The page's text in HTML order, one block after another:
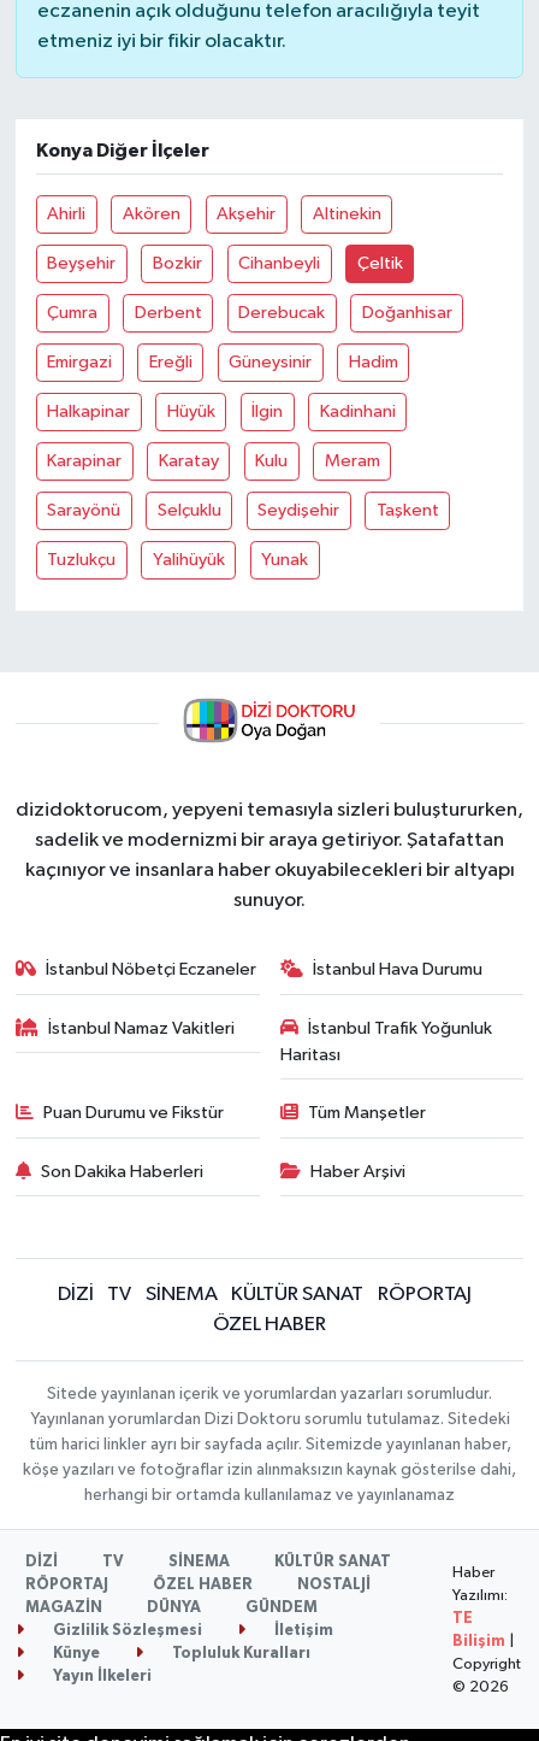
eczanenin açık olduğunu telefon aracılığıyla teyit
etmeniz iyi bir fikir olacaktır.
Konya Diğer İlçeler
Ahirli Akören Akşehir Altinekin
Beyşehir Bozkir Cihanbeyli Çeltik
Çumra Derbent Derebucak Doğanhisar
Emirgazi Ereğli Güneysinir Hadim
Halkapinar Hüyük İlgin Kadinhani
Karapinar Karatay Kulu Meram
Sarayönü Selçuklu Seydişehir Taşkent
Tuzlukçu Yalihüyük Yunak
dizidoktorucom, yepyeni temasıyla sizleri buluştururken,
sadelik ve modernizmi bir araya getiriyor. Şatafattan
kaçınıyor ve insanlara haber okuyabilecekleri bir altyapı
sunuyor.
İstanbul Nöbetçi Eczaneler İstanbul Hava Durumu
İstanbul Namaz Vakitleri
İstanbul Trafik Yoğunluk
Haritası
Puan Durumu ve Fikstür Tüm Manşetler
Son Dakika Haberleri Haber Arşivi
DİZİ TV SİNEMA KÜLTÜR SANAT
RÖPORTAJ
ÖZEL HABER
Sitede yayınlanan içerik ve yorumlardan yazarları sorumludur.
Yayınlanan yorumlardan Dizi Doktoru sorumlu tutulamaz. Sitedeki
tüm harici linkler ayrı bir sayfada açılır. Sitemizde yayınlanan haber,
köşe yazıları ve fotoğraflar izin alınmaksızın kaynak gösterilse dahi,
herhangi bir ortamda kullanılamaz ve yayınlanamaz
DİZİ TV SİNEMA
KÜLTÜR SANAT
RÖPORTAJ
ÖZEL HABER
NOSTALJİ
MAGAZİN
DÜNYA
GÜNDEM
Gizlilik Sözleşmesi
İletişim
Künye
Topluluk Kuralları
Yayın İlkeleri
Haber
Yazılımı:
TE
Bilişim
Copyright
© 2026